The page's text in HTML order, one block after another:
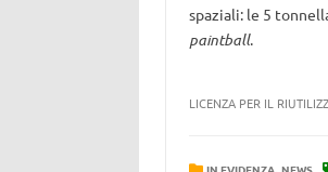
spaziali: le 5
paintball.
LICENZA PER IL
,